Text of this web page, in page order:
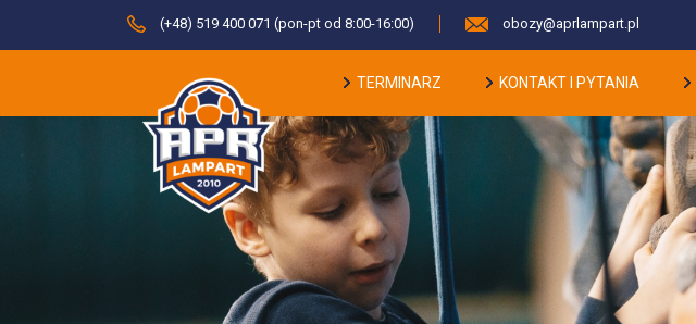
(+48) 519 400 071 (pon-pt od 8:00-16:00) obozy@aprlampart.pl
TERMINARZ KONTAKT I PYTANIA